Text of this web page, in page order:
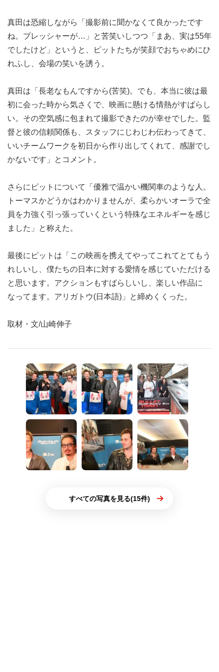
真田は恐縮しながら「撮影前に聞かなくて良かったです
ね。プレッシャーが…」と苦笑いしつつ「まあ、実は55年
でしたけど」というと、ピットたちが笑顔でおちゃめにひ
れふし、会場の笑いを誘う。
真田は「長老なもんですから(苦笑)。でも、本当に彼は最
初に会った時から気さくで、映画に懸ける情熱がすばらし
い。その空気感に包まれて撮影できたのが幸せでした。監
督と彼の信頼関係も、スタッフにじわじわ伝わってきて、
いいチームワークを初日から作り出してくれて、感謝でし
かないです」とコメント。
さらにピットについて「優雅で温かい機関車のような人。
トーマスかどうかはわかりませんが、柔らかいオーラで全
員を力強く引っ張っていくという特殊なエネルギーを感じ
ました」と称えた。
最後にピットは「この映画を携えてやってこれてとてもう
れしいし、僕たちの日本に対する愛情を感じていただける
と思います。アクションもすばらしいし、楽しい作品に
なってます。アリガトウ(日本語)」と締めくくった。
取材・文/山崎伸子
すべての写真を見る(15件)